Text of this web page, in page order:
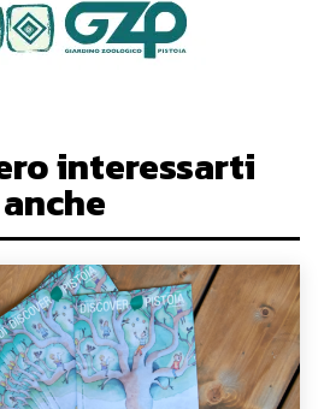
interessarti
anche